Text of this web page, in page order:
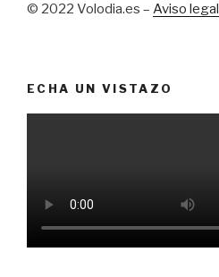
© 2022 Volodia.es – Aviso legal
ECHA UN VISTAZO